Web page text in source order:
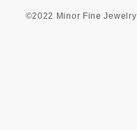
©2022 Minor Fine Jewelry